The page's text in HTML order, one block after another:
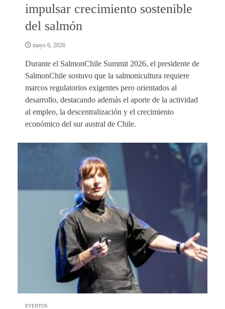
impulsar crecimiento sostenible
del salmón
mayo 6, 2026
Durante el SalmonChile Summit 2026, el presidente de
SalmonChile sostuvo que la salmonicultura requiere
marcos regulatorios exigentes pero orientados al
desarrollo, destacando además el aporte de la actividad
al empleo, la descentralización y el crecimiento
económico del sur austral de Chile.
EVENTOS